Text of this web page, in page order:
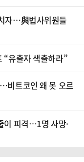
자…與법사위원들
“유출자 색출하라”
비트코인 왜 못 오르
이 피격…1명 사망·